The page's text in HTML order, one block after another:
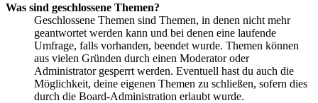
Was sind geschlossene Themen?
Geschlossene Themen sind Themen, in denen nicht mehr
geantwortet werden kann und bei denen eine laufende
Umfrage, falls vorhanden, beendet wurde. Themen können
aus vielen Gründen durch einen Moderator oder
Administrator gesperrt werden. Eventuell hast du auch die
Möglichkeit, deine eigenen Themen zu schließen, sofern dies
durch die Board-Administration erlaubt wurde.